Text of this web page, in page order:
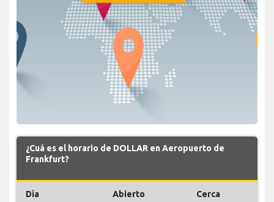
¿Cuá es el horario de DOLLAR en Aeropuerto de
Frankfurt?
Día Abierto Cerca